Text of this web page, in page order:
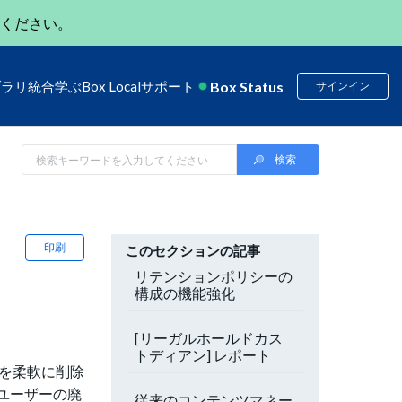
ださい。
リ 統合学ぶBox Localサポート Box Status サインイン
印刷
柔軟に削除
ーザーの廃
このセクションの記事
リテンションポリシーの
構成の機能強化
[リーガルホールドカス
トディアン] レポート